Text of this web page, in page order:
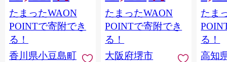
たまったWAON
POINTで寄附でき
る！
香川県小豆島町
ブオイル エクストラ
バージン エキストラ
バージンオイル 調味
料 高品質 ヘルシー サ
ラダ パスタ 洋食 人気
おすすめ 送料無料 大
たまったWAON
POINTで寄附でき
る！
大阪府堺市
たま
る！
高知